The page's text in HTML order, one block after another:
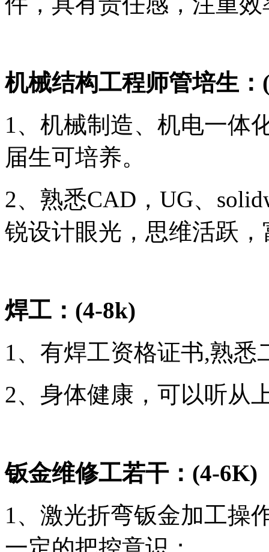
机械结构工程师管培生：
1、机械制造、机电一体
届生可培养。
2、 熟悉CAD，UG、
锐设计眼光，思维活跃
焊工： (4-8k)
1、有焊工资格证书,熟悉
2、身体健康，可以听从
钣金维修工若干： (4-6K)
1、激光折弯钣金加工操